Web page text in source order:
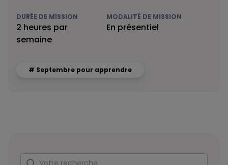
DURÉE DE MISSION
2 heures par
semaine
MODALITÉ DE MISSION
En présentiel
# Septembre pour apprendre
Rechercher
Votre recherche